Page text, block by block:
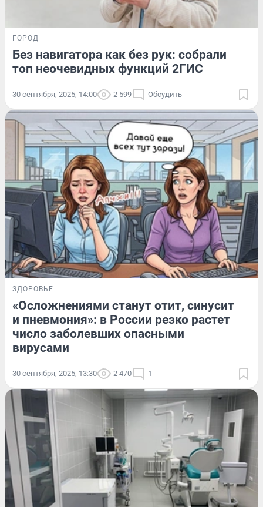
ГОРОД
Без навигатора как без рук: собрали
топ неочевидных функций 2ГИС
30 сентября, 2025, 14:00 2 599 Обсудить
ЗДОРОВЬЕ
«Осложнениями станут отит, синусит
и пневмония»: в России резко растет
число заболевших опасными
вирусами
30 сентября, 2025, 13:30 2 470 1